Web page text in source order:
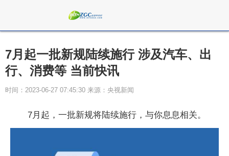
7月起一批新规陆续施行 涉及汽车、出
行、消费等 当前快讯
时间：2023-06-27 07:45:30 来源：央视新闻
7月起，一批新规将陆续施行，与你息息相关。